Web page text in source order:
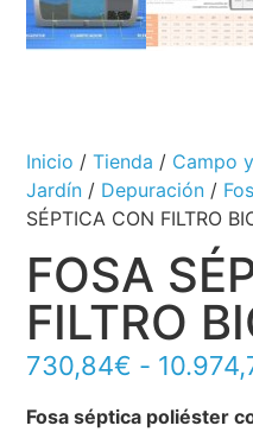
Inicio /Tienda / Campo y
Jardín / Depuración /
SÉPTICA CON FILTRO
FOSA
FILTRO
730,84€ -
Fosa séptica poliéster